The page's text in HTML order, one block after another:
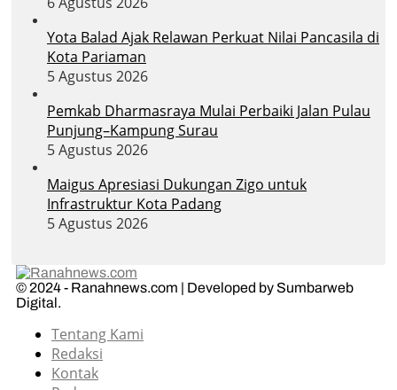
Yota Balad Ajak Relawan Perkuat Nilai Pancasila di
Kota Pariaman
5 Agustus 2026
Pemkab Dharmasraya Mulai Perbaiki Jalan Pulau
Punjung–Kampung Surau
5 Agustus 2026
Maigus Apresiasi Dukungan Zigo untuk
Infrastruktur Kota Padang
5 Agustus 2026
© 2024 - Ranahnews.com | Developed by Sumbarweb
Digital.
Tentang Kami
Redaksi
Kontak